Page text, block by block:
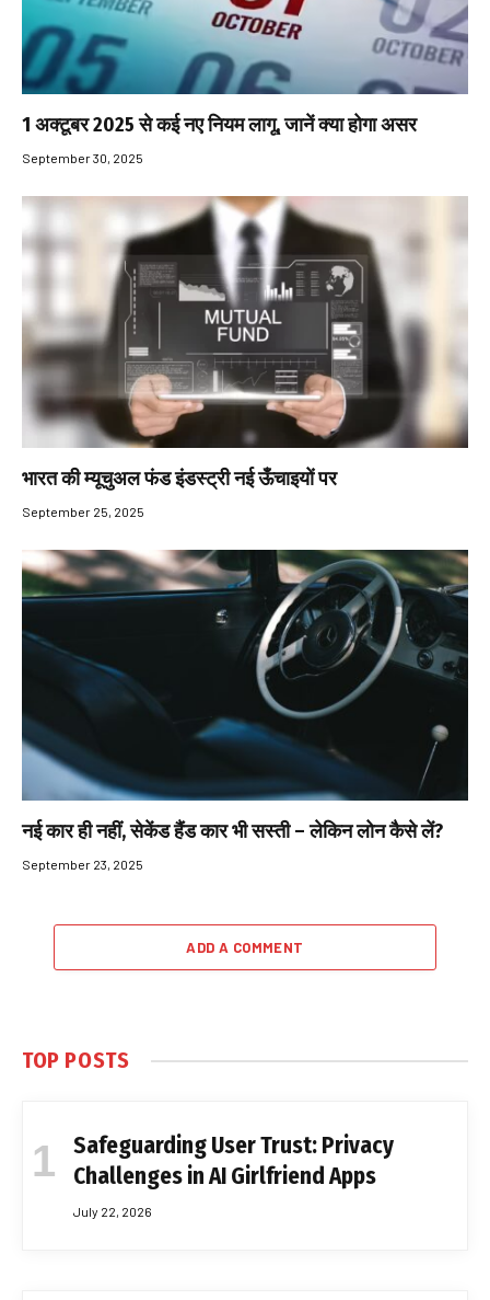
1 अक्टूबर 2025 से कई नए नियम लागू, जानें क्या होगा असर
September 30, 2025
भारत की म्यूचुअल फंड इंडस्ट्री नई ऊँचाइयों पर
September 25, 2025
नई कार ही नहीं, सेकेंड हैंड कार भी सस्ती – लेकिन लोन कैसे लें?
September 23, 2025
ADD A COMMENT
TOP POSTS
Safeguarding User Trust: Privacy
Challenges in AI Girlfriend Apps
July 22, 2026